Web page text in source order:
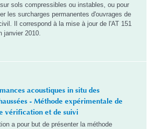
sols compressibles ou instables, ou pour
les surcharges permanentes d'ouvrages de
Il correspond à la mise à jour de l'AT 151
janvier 2010.
acoustiques in situ des
- Méthode expérimentale de
vérification et de suivi
a pour but de présenter la méthode